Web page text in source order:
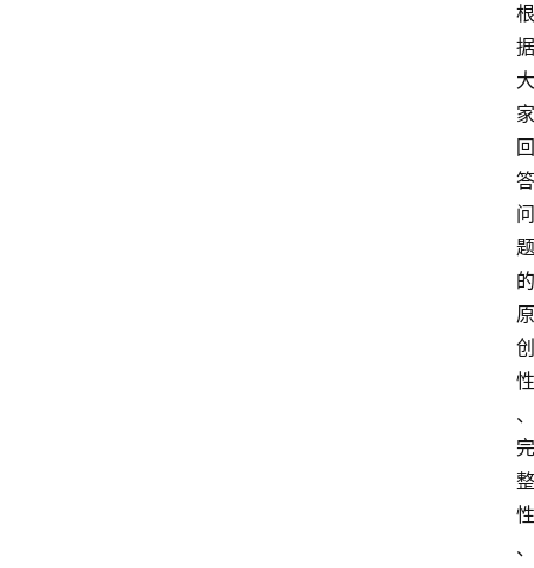
根
据
大
家
回
答
问
题
的
原
创
性
、
完
整
性
、